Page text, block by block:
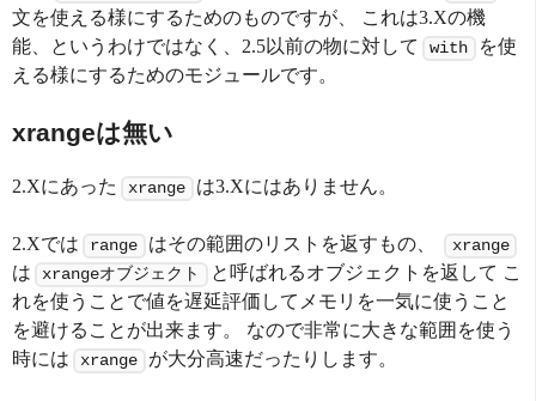
文を使える様にするためのものですが、 これは3.Xの機
能、というわけではなく、2.5以前の物に対して
with
を使
える様にするためのモジュールです。
xrangeは無い
2.Xにあった xrange は3.Xにはありません。
2.Xでは range はその範囲のリストを返すもの、 xrange
は xrangeオブジェクト
と呼ばれるオブジェクトを返して こ
れを使うことで値を遅延評価してメモリを一気に使うこと
を避けることが出来ます。 なので非常に大きな範囲を使う
時には
xrange が大分高速だったりします。